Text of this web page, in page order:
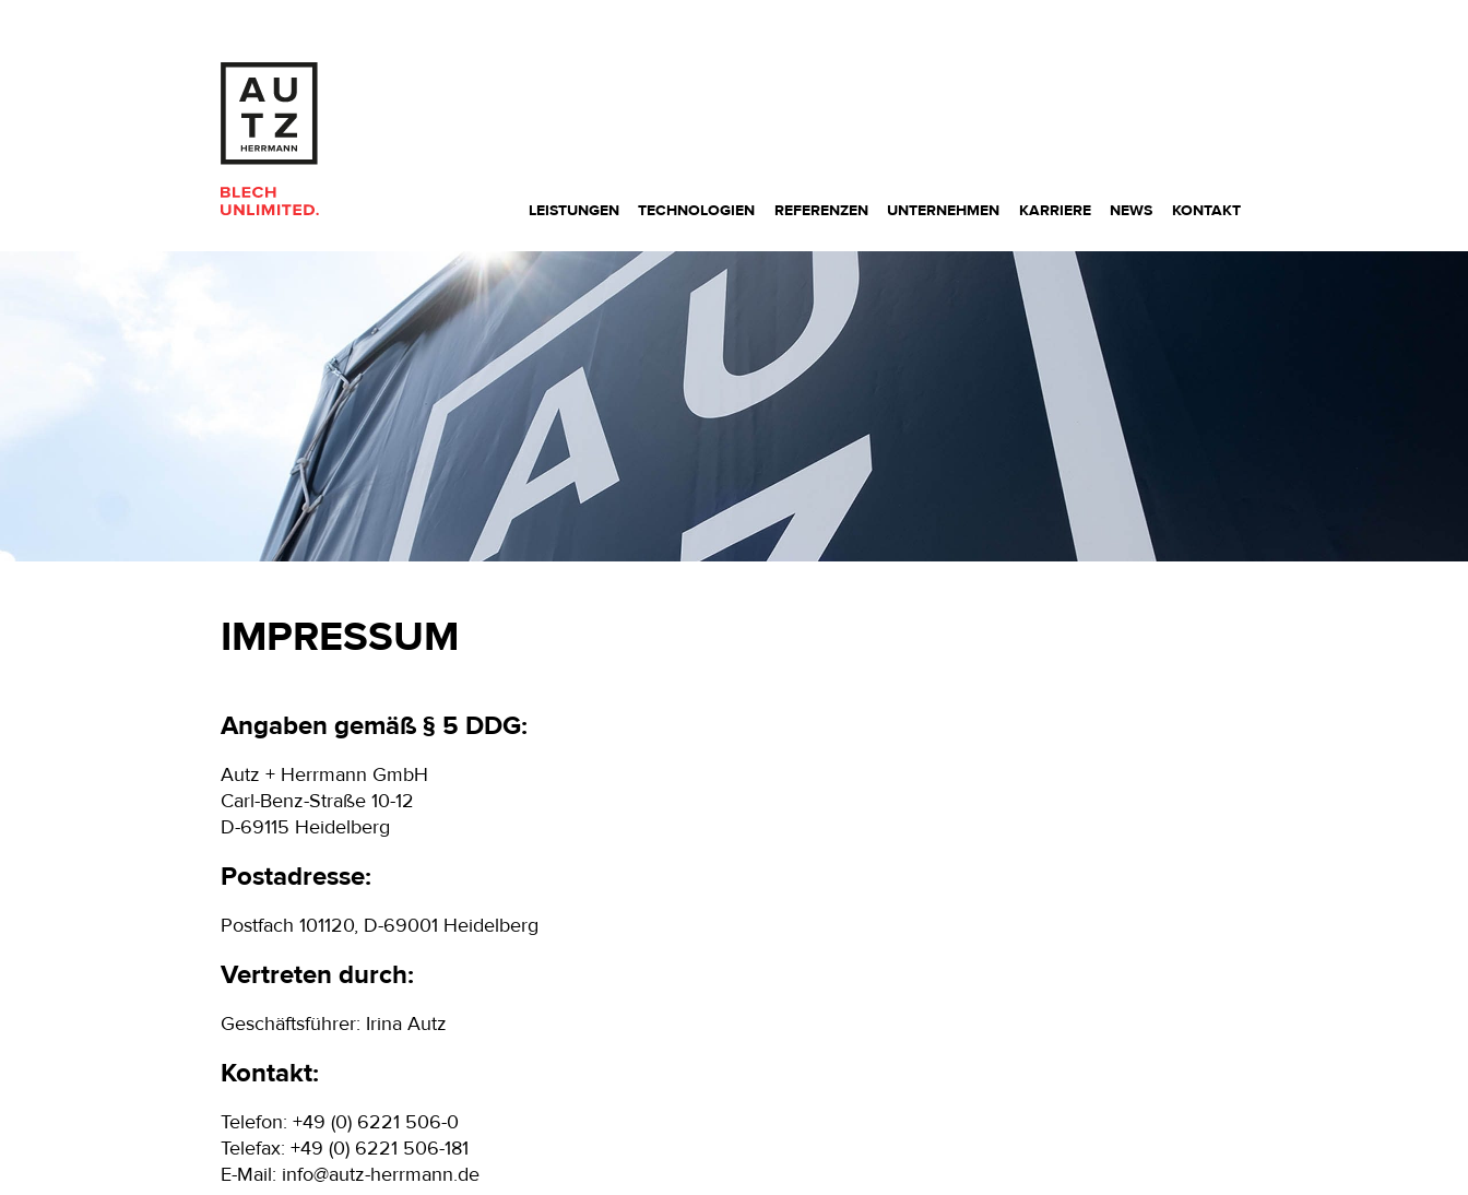
LEISTUNGEN TECHNOLOGIEN REFERENZEN UNTERNEHMEN KARRIERE NEWS KONTAKT
IMPRESSUM
Angaben gemäß § 5 DDG:
Autz + Herrmann GmbH
Carl-Benz-Straße 10-12
D-69115 Heidelberg
Postadresse:
Postfach 101120, D-69001 Heidelberg
Vertreten durch:
Geschäftsführer: Irina Autz
Kontakt:
Telefon: +49 (0) 6221 506-0
Telefax: +49 (0) 6221 506-181
E-Mail: info@autz-herrmann.de